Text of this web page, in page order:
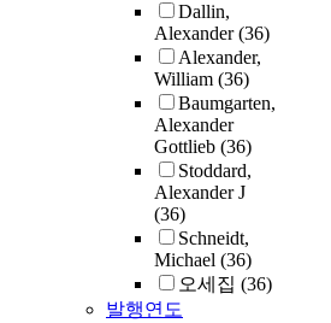
Dallin,
Alexander(36)
Alexander,
William (36)
Baumgarten,
Alexander
Gottlieb (36)
Stoddard,
Alexander J
(36)
Schneidt,
Michael (36)
오세집 (36)
발행연도